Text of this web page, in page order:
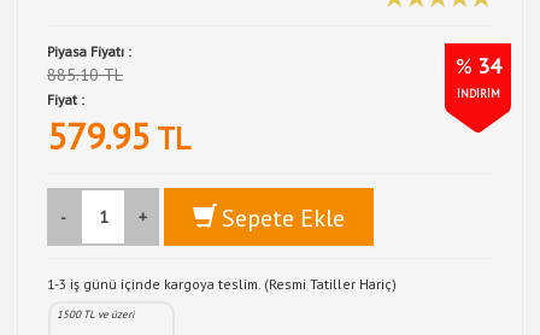
Piyasa Fiyatı :
885.10 TL % 34
İNDİRİM
Fiyat :
579.95 TL
- + Sepete Ekle
1-3 iş günü içinde kargoya teslim. (Resmi Tatiller Hariç)
1500 TL ve üzeri